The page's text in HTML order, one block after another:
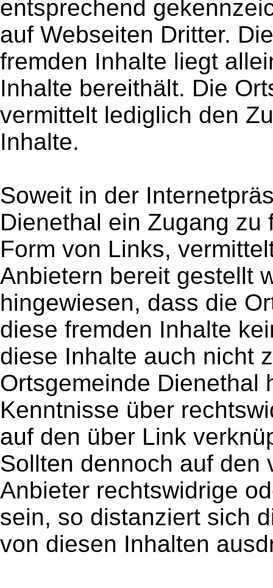
entsprechend
auf Webseiten Dritter.
fremden Inhalte liegt
Inhalte bereithält. Die
vermittelt lediglich den
Inhalte.
Soweit in der
Dienethal ein Zugang
Form von Links,
Anbietern bereit gestellt
hingewiesen, dass die
diese fremden Inhalte
diese Inhalte auch nicht
Ortsgemeinde Dienethal
Kenntnisse über
auf den über Link
Sollten dennoch auf den
Anbieter rechtswidrige
sein, so distanziert sich
von diesen Inhalten